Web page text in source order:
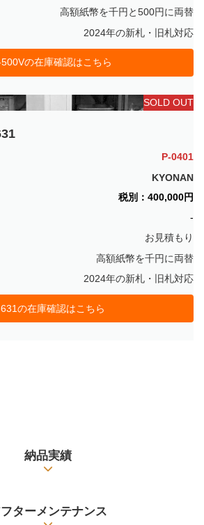
高額紙幣を千円と500円に両替
2024年の新札・旧札対応
の在庫確認はこちら
SOLD OUT
P-0401
KYONAN
税別：400,000円
-
お見積もり
高額紙幣を千円に両替
2024年の新札・旧札対応
の在庫確認はこちら
納品実績
ターメンテナンス